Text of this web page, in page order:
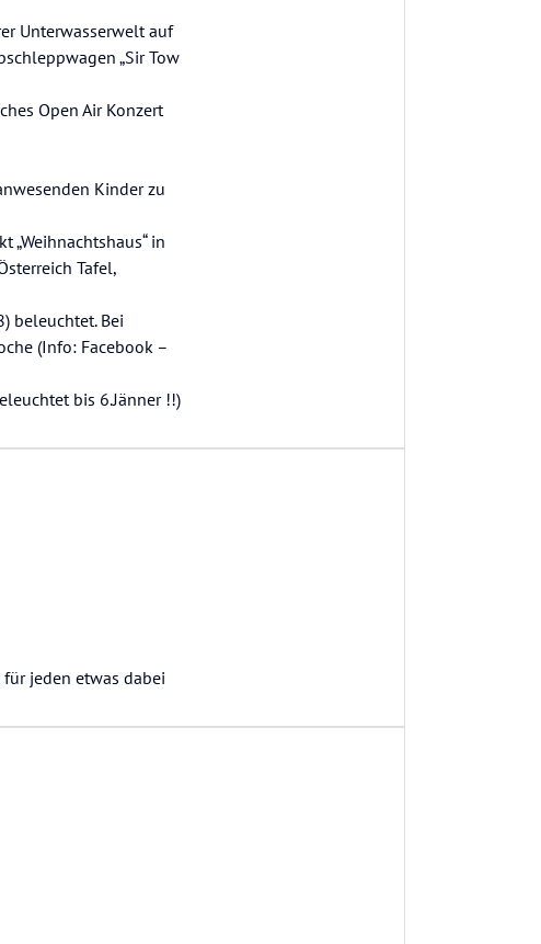
Unterwasserwelt auf
„Sir Tow
Open Air Konzert
Kinder zu
in
Tafel,
beleuchtet. Bei
(Info: Facebook –
bis 6.Jänner !!)
jeden etwas dabei